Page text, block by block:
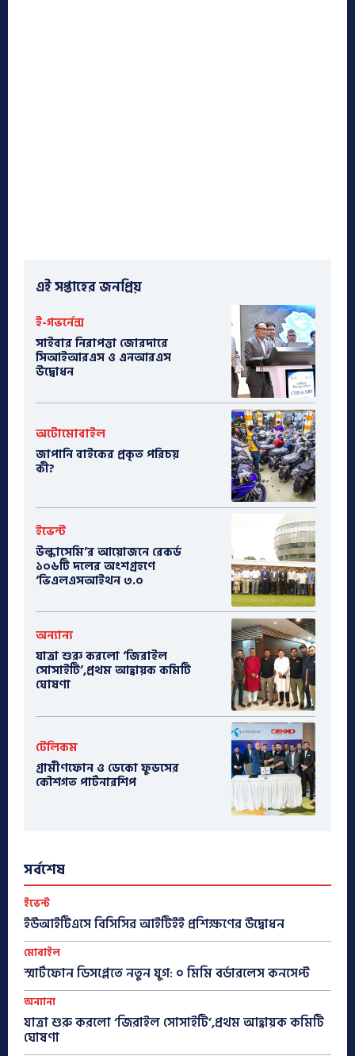
এই সপ্তাহের জনপ্রিয়
ই-গভর্নেন্স
সাইবার নিরাপত্তা জোরদারে
সিআইআরএস ও এনআরএস
উদ্বোধন
অটোমোবাইল
​জাপানি বাইকের প্রকৃত পরিচয়
কী?
ইভেন্ট
উল্কাসেমি’র আয়োজনে রেকর্ড
১০৬টি দলের অংশগ্রহণে
‘ভিএলএসআইথন ৩.০
অন্যান্য
যাত্রা শুরু করলো ‘জিরাইল
সোসাইটি’,প্রথম আহ্বায়ক কমিটি
ঘোষণা
টেলিকম
গ্রামীণফোন ও ডেকো ফুডসের
কৌশগত পার্টনারশিপ
সর্বশেষ
ইভেন্ট
ইউআইটিএসে বিসিসির আইটিইই প্রশিক্ষণের উদ্বোধন
মোবাইল
স্মার্টফোন ডিসপ্লেতে নতুন যুগ: ০ মিমি বর্ডারলেস কনসেপ্ট
অন্যান্য
যাত্রা শুরু করলো ‘জিরাইল সোসাইটি’,প্রথম আহ্বায়ক কমিটি
ঘোষণা